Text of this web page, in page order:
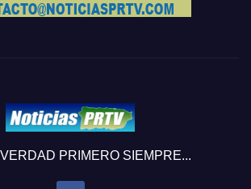
PRIMERO SIEMPRE...